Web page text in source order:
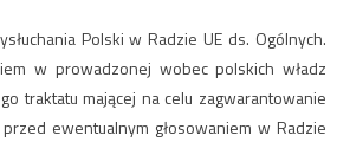
Polski w Radzie UE ds. Ogólnych.
w prowadzonej wobec polskich władz
traktatu mającej na celu zagwarantowanie
ewentualnym głosowaniem w Radzie